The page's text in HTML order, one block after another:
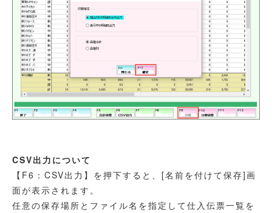
CSV出力について
【F6：CSV出力】を押下すると、[名前を付けて保存]画
面が表示されます。
任意の保存場所とファイル名を指定して仕入伝票一覧を